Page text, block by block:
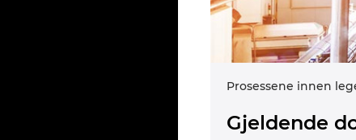
Prosessene innen
Gjeldende